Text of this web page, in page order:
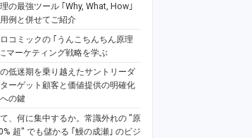
の最強ツール ｢Why, What, How｣
例と併せてご紹介
コミックの ｢うんこちんちん原理
マーケティング戦略を学ぶ
低迷期を乗り越えたサントリーダ
ーゲット顧客と価値提供の明確化
の鍵
、何に集中するか。常識外れの "原
超" でも儲かる ｢鰻の成瀬｣ のビジ